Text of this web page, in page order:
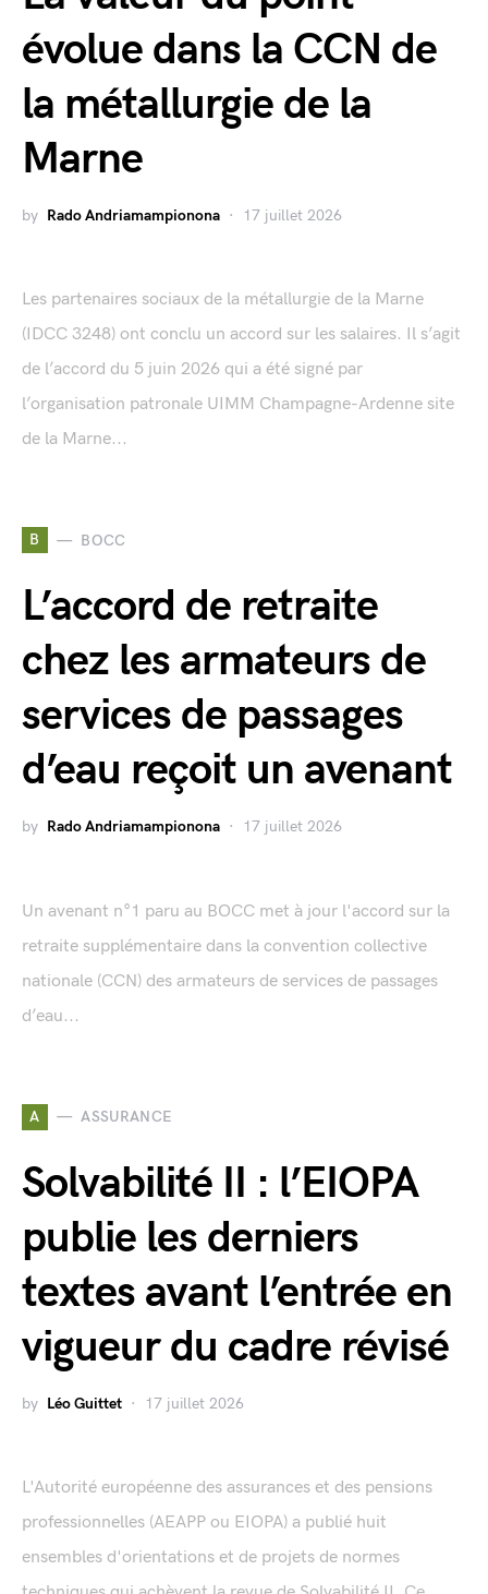
évolue dans la CCN de
la métallurgie de la
Marne
by Rado Andriamampionona 17 juillet 2026
Les partenaires sociaux de la métallurgie de la Marne
(IDCC 3248) ont conclu un accord sur les salaires. Il s’agit
de l’accord du 5 juin 2026 qui a été signé par
l’organisation patronale UIMM Champagne-Ardenne site
de la Marne...
B BOCC
L’accord de retraite
chez les armateurs de
services de passages
d’eau reçoit un avenant
by Rado Andriamampionona 17 juillet 2026
Un avenant n°1 paru au BOCC met à jour l'accord sur la
retraite supplémentaire dans la convention collective
nationale (CCN) des armateurs de services de passages
d’eau...
A ASSURANCE
Solvabilité II : l’EIOPA
publie les derniers
textes avant l’entrée en
vigueur du cadre révisé
by Léo Guittet 17 juillet 2026
L'Autorité européenne des assurances et des pensions
professionnelles (AEAPP ou EIOPA) a publié huit
ensembles d'orientations et de projets de normes